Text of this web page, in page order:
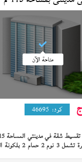
متاحة الآن
ج كود: 46695
شقة في مدينتي المساحة 115 متر
النموذج (